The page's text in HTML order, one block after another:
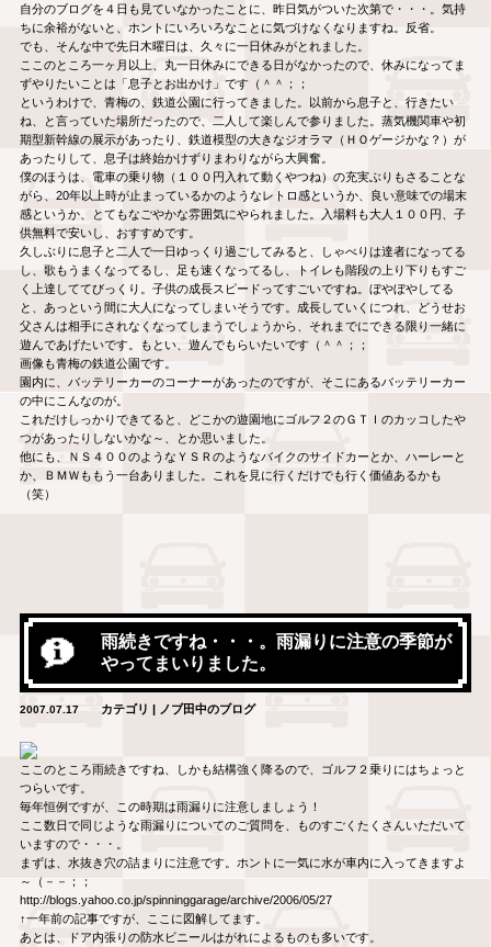
自分のブログを４日も見ていなかったことに、昨日気がついた次第で・・・。気持
ちに余裕がないと、ホントにいろいろなことに気づけなくなりますね。反省。
でも、そんな中で先日木曜日は、久々に一日休みがとれました。
ここのところ一ヶ月以上、丸一日休みにできる日がなかったので、休みになってま
ずやりたいことは「息子とお出かけ」です（＾＾；；
というわけで、青梅の、鉄道公園に行ってきました。以前から息子と、行きたい
ね、と言っていた場所だったので、二人して楽しんで参りました。蒸気機関車や初
期型新幹線の展示があったり、鉄道模型の大きなジオラマ（ＨＯゲージかな？）が
あったりして、息子は終始かけずりまわりながら大興奮。
僕のほうは、電車の乗り物（１００円入れて動くやつね）の充実ぶりもさることな
がら、20年以上時が止まっているかのようなレトロ感というか、良い意味での場末
感というか、とてもなごやかな雰囲気にやられました。入場料も大人１００円、子
供無料で安いし、おすすめです。
久しぶりに息子と二人で一日ゆっくり過ごしてみると、しゃべりは達者になってる
し、歌もうまくなってるし、足も速くなってるし、トイレも階段の上り下りもすご
く上達しててびっくり。子供の成長スピードってすごいですね。ぼやぼやしてる
と、あっという間に大人になってしまいそうです。成長していくにつれ、どうせお
父さんは相手にされなくなってしまうでしょうから、それまでにできる限り一緒に
遊んであげたいです。もとい、遊んでもらいたいです（＾＾；；
画像も青梅の鉄道公園です。
園内に、バッテリーカーのコーナーがあったのですが、そこにあるバッテリーカー
の中にこんなのが。
これだけしっかりできてると、どこかの遊園地にゴルフ２のＧＴＩのカッコしたや
つがあったりしないかな～、とか思いました。
他にも、ＮＳ４００のようなＹＳＲのようなバイクのサイドカーとか、ハーレーと
か、ＢＭＷももう一台ありました。これを見に行くだけでも行く価値あるかも
（笑）
雨続きですね・・・。雨漏りに注意の季節が
やってまいりました。
2007.07.17 カテゴリ | ノブ田中のブログ
ここのところ雨続きですね、しかも結構強く降るので、ゴルフ２乗りにはちょっと
つらいです。
毎年恒例ですが、この時期は雨漏りに注意しましょう！
ここ数日で同じような雨漏りについてのご質問を、ものすごくたくさんいただいて
いますので・・・。
まずは、水抜き穴の詰まりに注意です。ホントに一気に水が車内に入ってきますよ
～（－－；；
http://blogs.yahoo.co.jp/spinninggarage/archive/2006/05/27
↑一年前の記事ですが、ここに図解してます。
あとは、ドア内張りの防水ビニールはがれによるものも多いです。